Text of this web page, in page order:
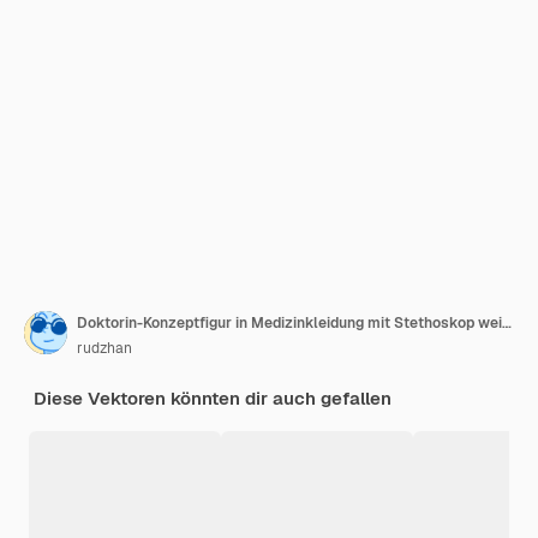
Doktorin-Konzeptfigur in Medizinkleidung mit Stethoskop weibliche Diagnose und Behandlung von Krankheiten
rudzhan
Diese Vektoren könnten dir auch gefallen